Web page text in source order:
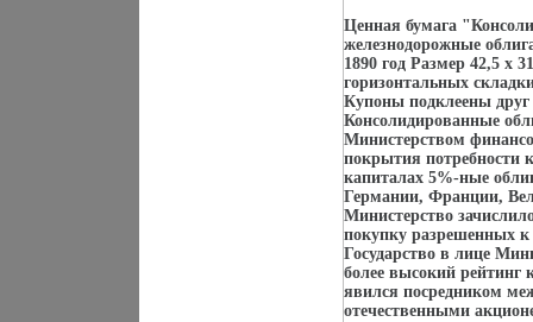
Ценная бумага
железнодорожные
1890 год Размер 42,5 х
горизонтальных
Купоны подклеены друг
Консолидированные
Министерством
покрытия потребности
капиталах 5%-ные
Германии, Франции,
Министерство
покупку разрешенных
Государство в лице
более высокий
явился посредником
отечественными